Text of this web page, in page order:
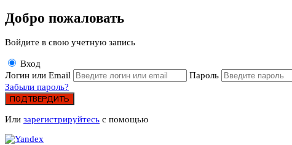
Добро пожаловать
Войдите в свою учетную запись
Вход
Логин или Email
Пароль
Забыли пароль?
ПОДТВЕРДИТЬ
Или зарегистрируйтесь с помощью